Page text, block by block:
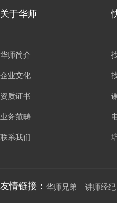
关于华师
华师简介
企业文化
资质证书
业务范畴
联系我们
友情链接： 华师兄弟 讲师经纪